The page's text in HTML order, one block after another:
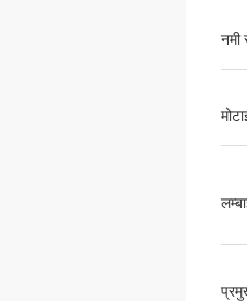
नमी